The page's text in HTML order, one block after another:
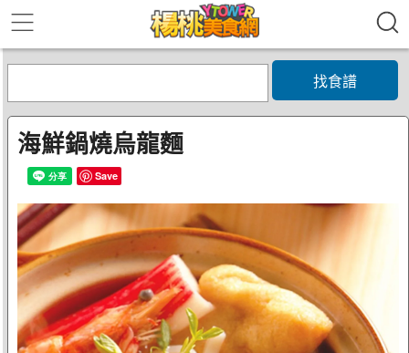
找食譜
海鮮鍋燒烏龍麵
Save